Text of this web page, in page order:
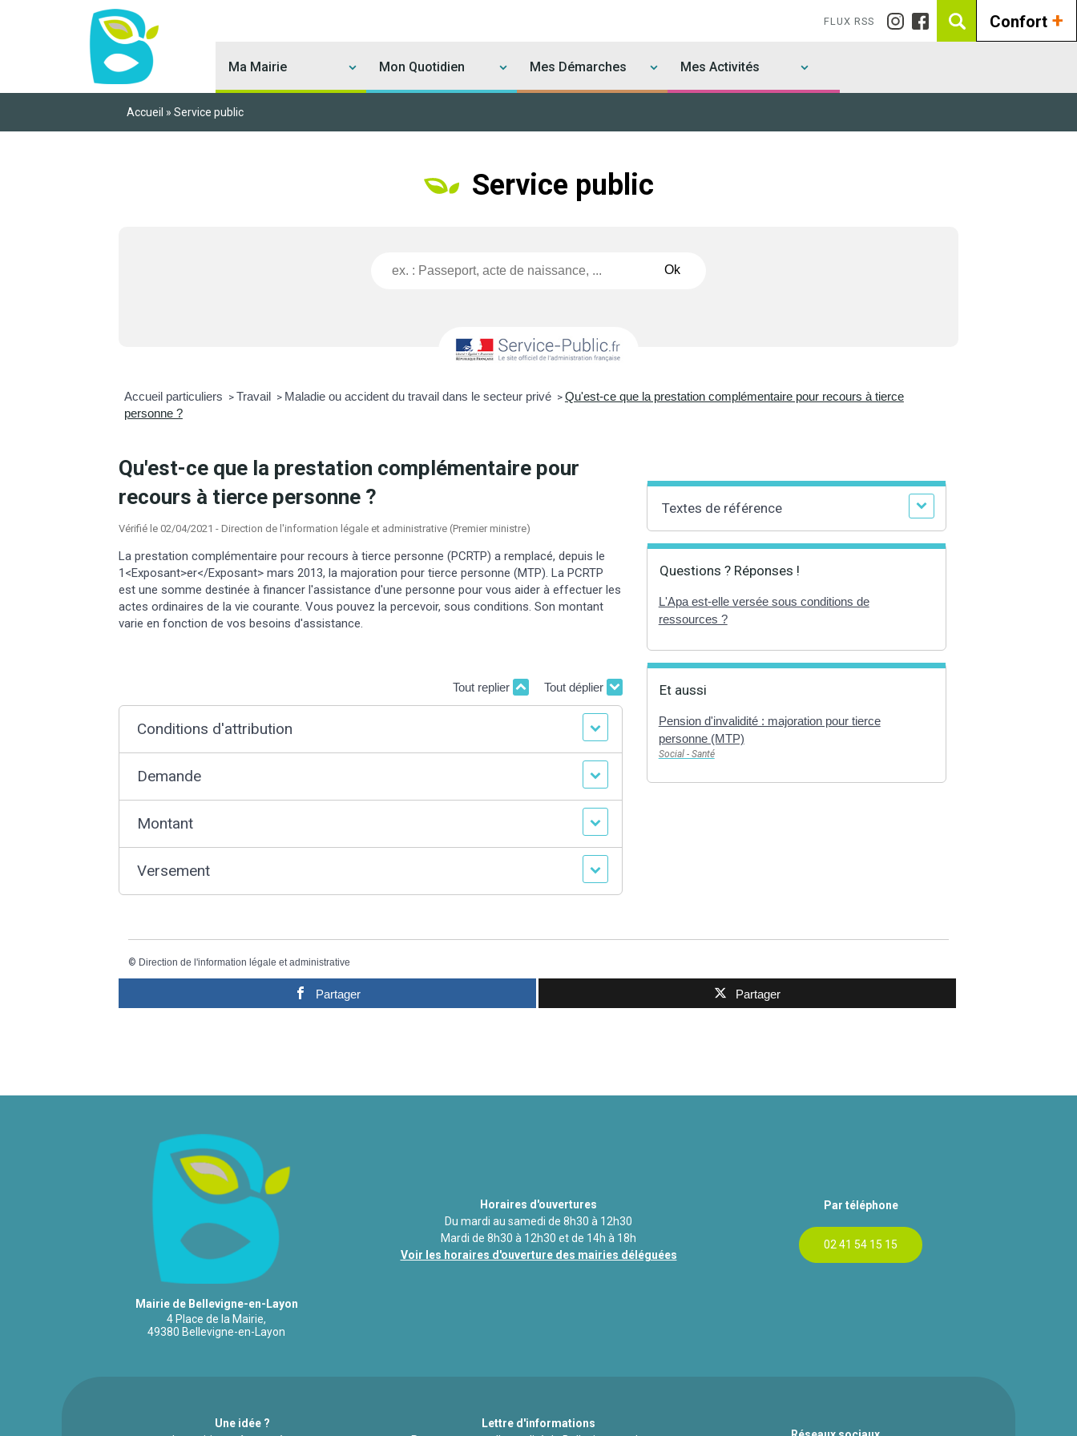
Confort +
FLUX RSS
Ma Mairie Mon Quotidien Mes Démarches Mes Activités
Accueil » Service public
Service public
Accueil particuliers > Travail > Maladie ou accident du travail dans le secteur privé > Qu'est-ce que la prestation complémentaire pour recours à tierce
personne ?
Qu'est-ce que la prestation complémentaire pour
recours à tierce personne ?
Vérifié le 02/04/2021 - Direction de l'information légale et administrative (Premier ministre)
La prestation complémentaire pour recours à tierce personne (PCRTP) a remplacé, depuis le
1<Exposant>er</Exposant> mars 2013, la majoration pour tierce personne (MTP). La PCRTP
est une somme destinée à financer l'assistance d'une personne pour vous aider à effectuer les
actes ordinaires de la vie courante. Vous pouvez la percevoir, sous conditions. Son montant
varie en fonction de vos besoins d'assistance.
Tout replier Tout déplier
Conditions d'attribution
Demande
Montant
Versement
Textes de référence
Questions ? Réponses !
L'Apa est-elle versée sous conditions de
ressources ?
Et aussi
Pension d'invalidité : majoration pour tierce
personne (MTP)
Social - Santé
© Direction de l'information légale et administrative
Partager Partager
Mairie de Bellevigne-en-Layon
4 Place de la Mairie,
49380 Bellevigne-en-Layon
Horaires d'ouvertures
Du mardi au samedi de 8h30 à 12h30
Mardi de 8h30 à 12h30 et de 14h à 18h
Voir les horaires d'ouverture des mairies déléguées
Par téléphone
02 41 54 15 15
Une idée ?
Lettre d'informations